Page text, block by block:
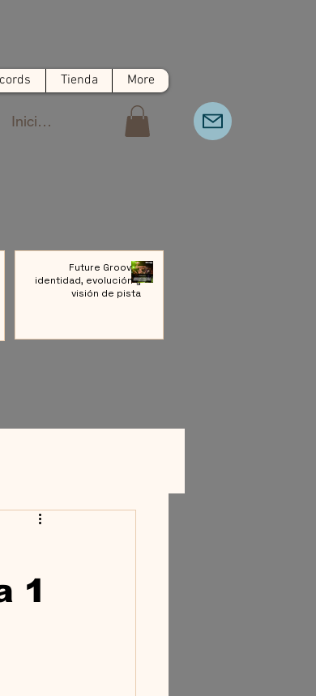
Tienda More
Iniciar sesión
1
Future Groove:
identidad, evolución y
visión de pista